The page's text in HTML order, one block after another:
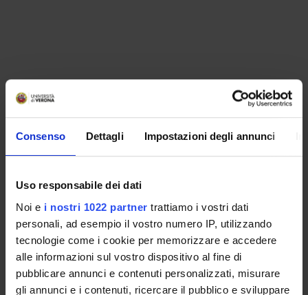
Consenso Dettagli Impostazioni degli annunci
Uso responsabile dei dati
Noi e i nostri 1022 partner trattiamo i vostri dati
personali, ad esempio il vostro numero IP, utilizzando
tecnologie come i cookie per memorizzare e accedere
alle informazioni sul vostro dispositivo al fine di
pubblicare annunci e contenuti personalizzati, misurare
gli annunci e i contenuti, ricercare il pubblico e sviluppare
ORGANIZZAZIONE